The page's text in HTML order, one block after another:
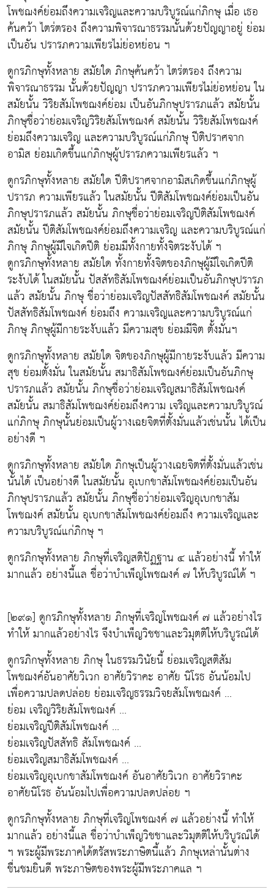
โพชฌงค์ย่อมถึงความเจริญและความบริบูรณ์แก่ภิกษุ เมื่อ เธอ
ค้นคว้า ไตร่ตรอง ถึงความพิจารณาธรรมนั้นด้วยปัญญาอยู่ ย่อม
เป็นอัน ปรารภความเพียรไม่ย่อหย่อน ฯ
ดูกรภิกษุทั้งหลาย สมัยใด ภิกษุค้นคว้า ไตร่ตรอง ถึงความ
พิจารณาธรรม นั้นด้วยปัญญา ปรารภความเพียรไม่ย่อหย่อน ใน
สมัยนั้น วิริยสัมโพชฌงค์ย่อม เป็นอันภิกษุปรารภแล้ว สมัยนั้น
ภิกษุชื่อว่าย่อมเจริญวิริยสัมโพชฌงค์ สมัยนั้น วิริยสัมโพชฌงค์
ย่อมถึงความเจริญ และความบริบูรณ์แก่ภิกษุ ปีติปราศจาก
อามิส ย่อมเกิดขึ้นแก่ภิกษุผู้ปรารภความเพียรแล้ว ฯ
ดูกรภิกษุทั้งหลาย สมัยใด ปีติปราศจากอามิสเกิดขึ้นแก่ภิกษุผู้
ปรารภ ความเพียรแล้ว ในสมัยนั้น ปีติสัมโพชฌงค์ย่อมเป็นอัน
ภิกษุปรารภแล้ว สมัยนั้น ภิกษุชื่อว่าย่อมเจริญปีติสัมโพชฌงค์
สมัยนั้น ปีติสัมโพชฌงค์ย่อมถึงความเจริญ และความบริบูรณ์แก่
ภิกษุ ภิกษุผู้มีใจเกิดปีติ ย่อมมีทั้งกายทั้งจิตระงับได้ ฯ
ดูกรภิกษุทั้งหลาย สมัยใด ทั้งกายทั้งจิตของภิกษุผู้มีใจเกิดปีติ
ระงับได้ ในสมัยนั้น ปัสสัทธิสัมโพชฌงค์ย่อมเป็นอันภิกษุปรารภ
แล้ว สมัยนั้น ภิกษุ ชื่อว่าย่อมเจริญปัสสัทธิสัมโพชฌงค์ สมัยนั้น
ปัสสัทธิสัมโพชฌงค์ ย่อมถึง ความเจริญและความบริบูรณ์แก่
ภิกษุ ภิกษุผู้มีกายระงับแล้ว มีความสุข ย่อมมีจิต ตั้งมั่นฯ
ดูกรภิกษุทั้งหลาย สมัยใด จิตของภิกษุผู้มีกายระงับแล้ว มีความ
สุข ย่อมตั้งมั่น ในสมัยนั้น สมาธิสัมโพชฌงค์ย่อมเป็นอันภิกษุ
ปรารภแล้ว สมัยนั้น ภิกษุชื่อว่าย่อมเจริญสมาธิสัมโพชฌงค์
สมัยนั้น สมาธิสัมโพชฌงค์ย่อมถึงความ เจริญและความบริบูรณ์
แก่ภิกษุ ภิกษุนั้นย่อมเป็นผู้วางเฉยจิตที่ตั้งมั่นแล้วเช่นนั้น ได้เป็น
อย่างดี ฯ
ดูกรภิกษุทั้งหลาย สมัยใด ภิกษุเป็นผู้วางเฉยจิตที่ตั้งมั่นแล้วเช่น
นั้นได้ เป็นอย่างดี ในสมัยนั้น อุเบกขาสัมโพชฌงค์ย่อมเป็นอัน
ภิกษุปรารภแล้ว สมัยนั้น ภิกษุชื่อว่าย่อมเจริญอุเบกขาสัม
โพชฌงค์ สมัยนั้น อุเบกขาสัมโพชฌงค์ย่อมถึง ความเจริญและ
ความบริบูรณ์แก่ภิกษุ ฯ
ดูกรภิกษุทั้งหลาย ภิกษุที่เจริญสติปัฏฐาน ๔ แล้วอย่างนี้ ทำให้
มากแล้ว อย่างนี้แล ชื่อว่าบำเพ็ญโพชฌงค์ ๗ ให้บริบูรณ์ได้ ฯ
[๒๙๑] ดูกรภิกษุทั้งหลาย ภิกษุที่เจริญโพชฌงค์ ๗ แล้วอย่างไร
ทำให้ มากแล้วอย่างไร จึงบำเพ็ญวิชชาและวิมุตติให้บริบูรณ์ได้
ดูกรภิกษุทั้งหลาย ภิกษุ ในธรรมวินัยนี้ ย่อมเจริญสติสัม
โพชฌงค์อันอาศัยวิเวก อาศัยวิราคะ อาศัย นิโรธ อันน้อมไป
เพื่อความปลดปล่อย ย่อมเจริญธรรมวิจยสัมโพชฌงค์ ...
ย่อม เจริญวิริยสัมโพชฌงค์ ...
ย่อมเจริญปีติสัมโพชฌงค์ ...
ย่อมเจริญปัสสัทธิ สัมโพชฌงค์ ...
ย่อมเจริญสมาธิสัมโพชฌงค์ ...
ย่อมเจริญอุเบกขาสัมโพชฌงค์ อันอาศัยวิเวก อาศัยวิราคะ
อาศัยนิโรธ อันน้อมไปเพื่อความปลดปล่อย ฯ
ดูกรภิกษุทั้งหลาย ภิกษุที่เจริญโพชฌงค์ ๗ แล้วอย่างนี้ ทำให้
มากแล้ว อย่างนี้แล ชื่อว่าบำเพ็ญวิชชาและวิมุตติให้บริบูรณ์ได้
ฯ พระผู้มีพระภาคได้ตรัสพระภาษิตนี้แล้ว ภิกษุเหล่านั้นต่าง
ชื่นชมยินดี พระภาษิตของพระผู้มีพระภาคแล ฯ